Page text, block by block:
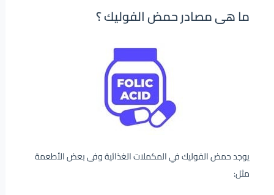
ما هى مصادر حمض الفوليك ؟
يوجد حمض الفوليك في المكملات الغذائية وفى بعض الأطعمة
مثل: